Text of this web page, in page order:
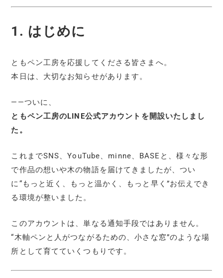
1. はじめに
ともペン工房を応援してくださる皆さまへ。
本日は、大切なお知らせがあります。
——ついに、
ともペン工房のLINE公式アカウントを開設いたしまし
た。
これまでSNS、YouTube、minne、BASEと、様々な形
で作品の想いや木の物語を届けてきましたが、つい
に“もっと近く、もっと温かく、もっと早く”お伝えでき
る環境が整いました。
このアカウントは、単なる通知手段ではありません。
“木軸ペンと人がつながるための、小さな窓”のような場
所として育てていくつもりです。